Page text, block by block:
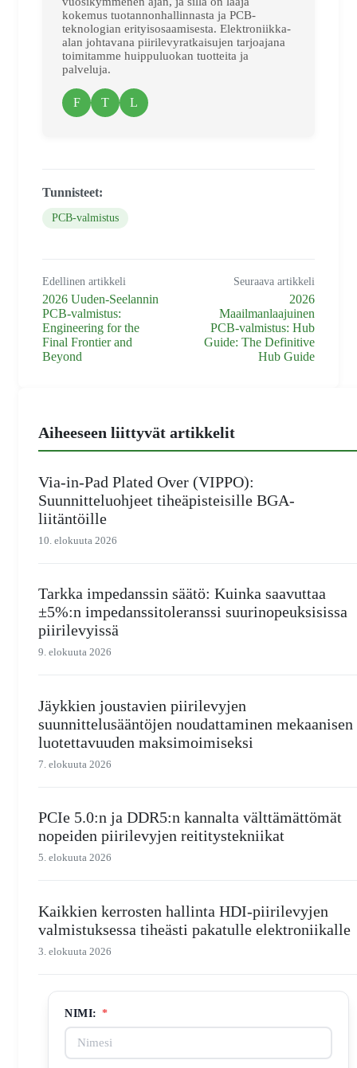
kokemus tuotannonhallinnasta ja PCB-
teknologian erityisosaamisesta. Elektroniikka-
alan johtavana piirilevyratkaisujen tarjoajana
toimitamme huippuluokan tuotteita ja
palveluja.
F T L
Tunnisteet:
PCB-valmistus
Edellinen artikkeli
2026 Uuden-Seelannin
PCB-valmistus:
Engineering for the
Final Frontier and
Beyond
Seuraava artikkeli
2026
Maailmanlaajuinen
PCB-valmistus: Hub
Guide: The Definitive
Hub Guide
Aiheeseen liittyvät artikkelit
Via-in-Pad Plated Over (VIPPO):
Suunnitteluohjeet tiheäpisteisille BGA-
liitäntöille
10. elokuuta 2026
Tarkka impedanssin säätö: Kuinka saavuttaa
±5%:n impedanssitoleranssi suurinopeuksisissa
piirilevyissä
9. elokuuta 2026
Jäykkien joustavien piirilevyjen
suunnittelusääntöjen noudattaminen mekaanisen
luotettavuuden maksimoimiseksi
7. elokuuta 2026
PCIe 5.0:n ja DDR5:n kannalta välttämättömät
nopeiden piirilevyjen reititystekniikat
5. elokuuta 2026
Kaikkien kerrosten hallinta HDI-piirilevyjen
valmistuksessa tiheästi pakatulle elektroniikalle
3. elokuuta 2026
NIMI: *